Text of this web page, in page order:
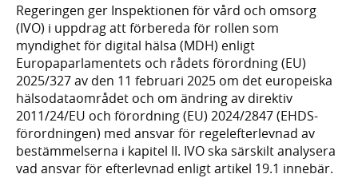
Regeringen ger Inspektionen för vård och omsorg
(IVO) i uppdrag att förbereda för rollen som
myndighet för digital hälsa (MDH) enligt
Europaparlamentets och rådets förordning (EU)
2025/327 av den 11 februari 2025 om det europeiska
hälsodataområdet och om ändring av direktiv
2011/24/EU och förordning (EU) 2024/2847 (EHDS-
förordningen) med ansvar för regelefterlevnad av
bestämmelserna i kapitel II. IVO ska särskilt analysera
vad ansvar för efterlevnad enligt artikel 19.1 innebär.